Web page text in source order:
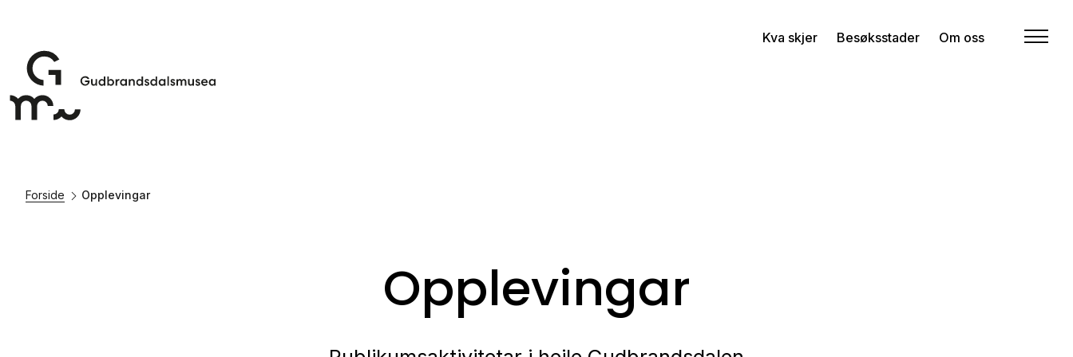
Kva skjer Besøksstader Om oss
Forside Opplevingar
Opplevingar